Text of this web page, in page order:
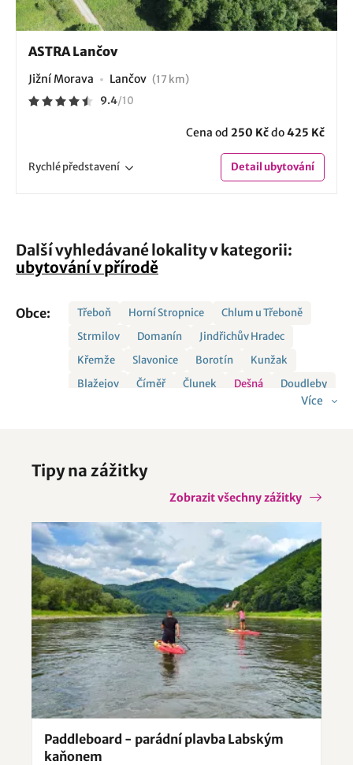
ASTRA Lančov
Jižní Morava Lančov (17 km)
9.4/10
Cena od 250 Kčdo425 Kč
Rychlépředstavení Detailubytování
Další vyhledávané lokality v kategorii:
ubytování v přírodě
Obce: Třeboň Horní Stropnice
Chlum u Třeboně
Strmilov
Domanín
Jindřichův Hradec
Křemže
Slavonice Borotín
Kunžak
Blažejov
Číměř Člunek Dešná
Doudleby
Olešnice
Omlenice
Višňová Volfířov Žirovnice
Více
Tipy na zážitky
Zobrazit všechny zážitky
Paddleboard - parádní plavba Labským
kaňonem